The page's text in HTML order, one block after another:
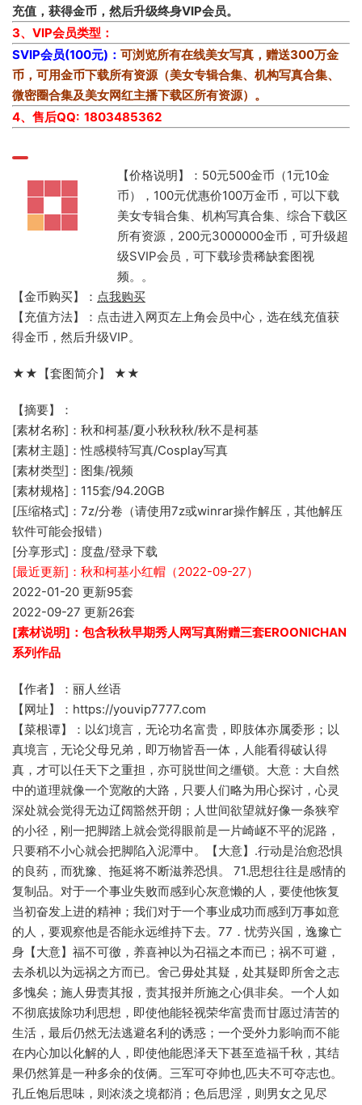
充值，获得金币，然后升级终身VIP会员。
3、VIP会员类型：
SVIP会员(100元)： 可浏览所有在线美女写真，赠送300万金
币，可用金币下载所有资源（美女专辑合集、机构写真合集、
微密圈合集及美女网红主播下载区所有资源）。
4、售后QQ: 1803485362
【价格说明】：50元500金币（1元10金
币），100元优惠价100万金币，可以下载
美女专辑合集、机构写真合集、综合下载区
所有资源，200元3000000金币，可升级超
级SVIP会员，可下载珍贵稀缺套图视
频。。
【金币购买】： 点我购买
【充值方法】：点击进入网页左上角会员中心，选在线充值获
得金币，然后升级VIP。
★★【套图简介】 ★★
【摘要】：
[素材名称]：秋和柯基/夏小秋秋秋/秋不是柯基
[素材主题]：性感模特写真/Cosplay写真
[素材类型]：图集/视频
[素材规格]：115套/94.20GB
[压缩格式]：7z/分卷（请使用7z或winrar操作解压，其他解压
软件可能会报错）
[分享形式]：度盘/登录下载
[最近更新]：秋和柯基小红帽（2022-09-27）
2022-01-20 更新95套
2022-09-27 更新26套
[素材说明]：包含秋秋早期秀人网写真附赠三套EROONICHAN
系列作品
【作者】：丽人丝语
【网址】：https://youvip7777.com
【菜根谭】：以幻境言，无论功名富贵，即肢体亦属委形；以
真境言，无论父母兄弟，即万物皆吾一体，人能看得破认得
真，才可以任天下之重担，亦可脱世间之缰锁。大意：大自然
中的道理就像一个宽敞的大路，只要人们略为用心探讨，心灵
深处就会觉得无边辽阔豁然开朗；人世间欲望就好像一条狭窄
的小径，刚一把脚踏上就会觉得眼前是一片崎岖不平的泥路，
只要稍不小心就会把脚陷入泥潭中。【大意】.行动是治愈恐惧
的良药，而犹豫、拖延将不断滋养恐惧。 71.思想往往是感情的
复制品。对于一个事业失败而感到心灰意懒的人，要使他恢复
当初奋发上进的精神；我们对于一个事业成功而感到万事如意
的人，要观察他是否能永远维持下去。77．忧劳兴国，逸豫亡
身【大意】福不可徼，养喜神以为召福之本而已；祸不可避，
去杀机以为远祸之方而已。舍己毋处其疑，处其疑即所舍之志
多愧矣；施人毋责其报，责其报并所施之心俱非矣。一个人如
不彻底拔除功利思想，即使他能轻视荣华富贵而甘愿过清苦的
生活，最后仍然无法逃避名利的诱惑；一个受外力影响而不能
在内心加以化解的人，即使他能恩泽天下甚至造福千秋，其结
果仍然算是一种多余的伎俩。三军可夺帅也,匹夫不可夺志也。
孔丘饱后思味，则浓淡之境都消；色后思淫，则男女之见尽